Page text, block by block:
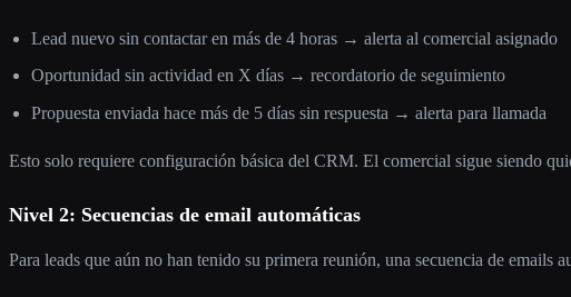
Lead nuevo sin contactar en más de 4 horas → alerta al comercial asignado
Oportunidad sin actividad en X días → recordatorio de seguimiento
Propuesta enviada hace más de 5 días sin respuesta → alerta para llamada
Esto solo requiere configuración básica del CRM. El comercial sigue siendo
Nivel 2: Secuencias de email automáticas
Para leads que aún no han tenido su primera reunión, una secuencia de